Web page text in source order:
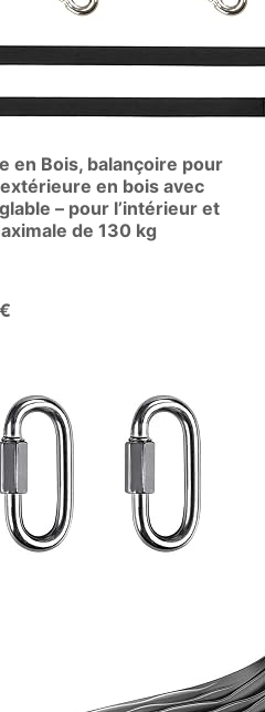
en Bois, balançoire pour
en bois avec
– pour l’intérieur et
de 130 kg